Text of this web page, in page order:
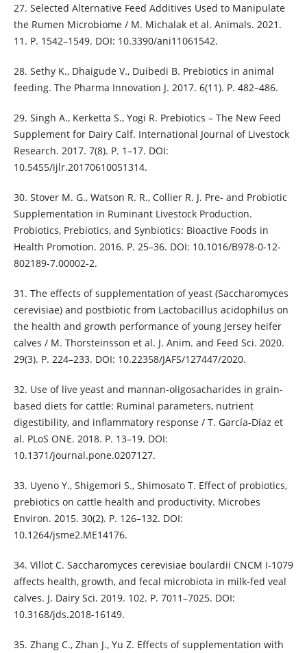
27. Selected Alternative Feed Additives Used to Manipulate
the Rumen Microbiome / M. Michalak et al. Animals. 2021.
11. P. 1542–1549. DOI: 10.3390/ani11061542.
28. Sethy K., Dhaigude V., Duibedi B. Prebiotics in animal
feeding. The Pharma Innovation J. 2017. 6(11). P. 482–486.
29. Singh A., Kerketta S., Yogi R. Prebiotics – The New Feed
Supplement for Dairy Calf. International Journal of Livestock
Research. 2017. 7(8). P. 1–17. DOI:
10.5455/ijlr.20170610051314.
30. Stover M. G., Watson R. R., Collier R. J. Pre- and Probiotic
Supplementation in Ruminant Livestock Production.
Probiotics, Prebiotics, and Synbiotics: Bioactive Foods in
Health Promotion. 2016. P. 25–36. DOI: 10.1016/B978-0-12-
802189-7.00002-2.
31. The effects of supplementation of yeast (Saccharomyces
cerevisiae) and postbiotic from Lactobacillus acidophilus on
the health and growth performance of young Jersey heifer
calves / M. Thorsteinsson et al. J. Anim. and Feed Sci. 2020.
29(3). P. 224–233. DOI: 10.22358/JAFS/127447/2020.
32. Use of live yeast and mannan-oligosacharides in grain-
based diets for cattle: Ruminal parameters, nutrient
digestibility, and inflammatory response / T. García-Díaz et
al. PLoS ONE. 2018. P. 13–19. DOI:
10.1371/journal.pone.0207127.
33. Uyeno Y., Shigemori S., Shimosato T. Effect of probiotics,
prebiotics on cattle health and productivity. Microbes
Environ. 2015. 30(2). P. 126–132. DOI:
10.1264/jsme2.ME14176.
34. Villot C. Saccharomyces cerevisiae boulardii CNCM I-1079
affects health, growth, and fecal microbiota in milk-fed veal
calves. J. Dairy Sci. 2019. 102. P. 7011–7025. DOI:
10.3168/jds.2018-16149.
35. Zhang C., Zhan J., Yu Z. Effects of supplementation with